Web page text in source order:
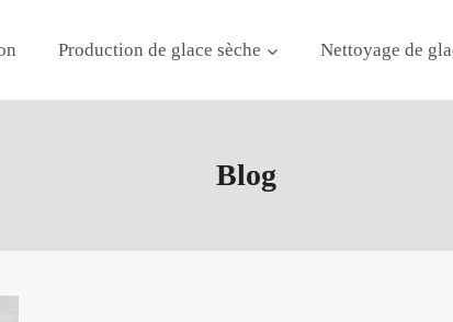
Production de glace sèche Nettoyage de
Blog